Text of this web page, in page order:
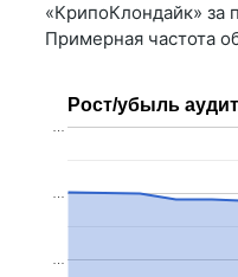
«КрипоКлондайк» за
Примерная частота
Рост/убыль
…
…
…